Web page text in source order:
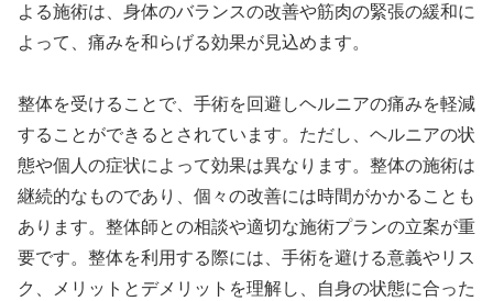
よる施術は、身体のバランスの改善や筋肉の緊張の緩和に
よって、痛みを和らげる効果が見込めます。
整体を受けることで、手術を回避しヘルニアの痛みを軽減
することができるとされています。ただし、ヘルニアの状
態や個人の症状によって効果は異なります。整体の施術は
継続的なものであり、個々の改善には時間がかかることも
あります。整体師との相談や適切な施術プランの立案が重
要です。整体を利用する際には、手術を避ける意義やリス
ク、メリットとデメリットを理解し、自身の状態に合った